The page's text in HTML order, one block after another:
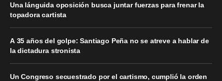
Una lánguida oposición busca juntar fuerzas para frenar la
topadora cartista
A 35 años del golpe: Santiago Peña no se atreve a hablar de
la dictadura stronista
Un Congreso secuestrado por el cartismo, cumplió la orden